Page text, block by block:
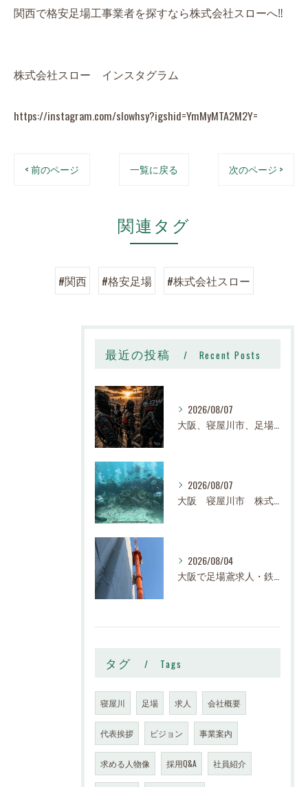
関西で格安足場工事業者を探すなら株式会社スローへ‼️
株式会社スロー インスタグラム
https://instagram.com/slowhsy?igshid=YmMyMTA2M2Y=
< 前のページ 一覧に戻る 次のページ >
関連タグ
#関西 #格安足場 #株式会社スロー
最近の投稿 Recent Posts
2026/08/07
2026/08/07
2026/08/04
タグ Tags
寝屋川 足場 求人 会社概要
代表挨拶 ビジョン 事業案内
求める人物像 採用Q&A 社員紹介